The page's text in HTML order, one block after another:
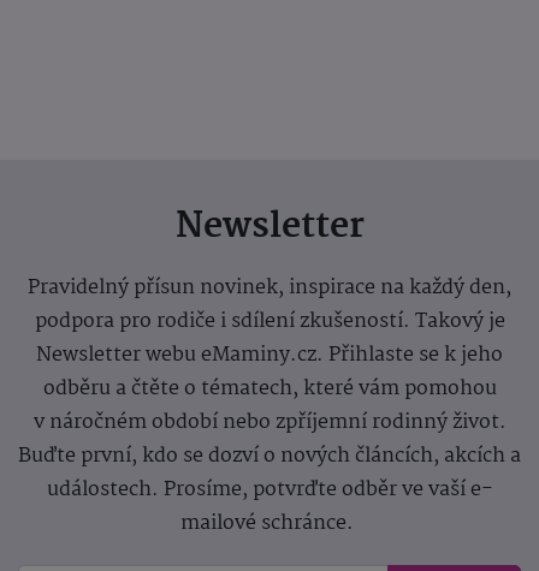
Newsletter
Pravidelný přísun novinek, inspirace na každý den,
podpora pro rodiče i sdílení zkušeností. Takový je
Newsletter webu eMaminy.cz. Přihlaste se k jeho
odběru a čtěte o tématech, které vám pomohou
v náročném období nebo zpříjemní rodinný život.
Buďte první, kdo se dozví o nových článcích, akcích a
událostech. Prosíme, potvrďte odběr ve vaší e-
mailové schránce.